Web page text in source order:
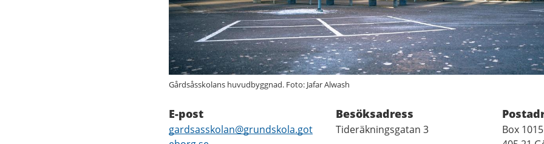
Gårdsåsskolans huvudbyggnad. Foto: Jafar Alwash
E-post
E-
gardsasskolan@grundskola.got
Besöksadress
Tideräkningsgatan 3
Box 1015